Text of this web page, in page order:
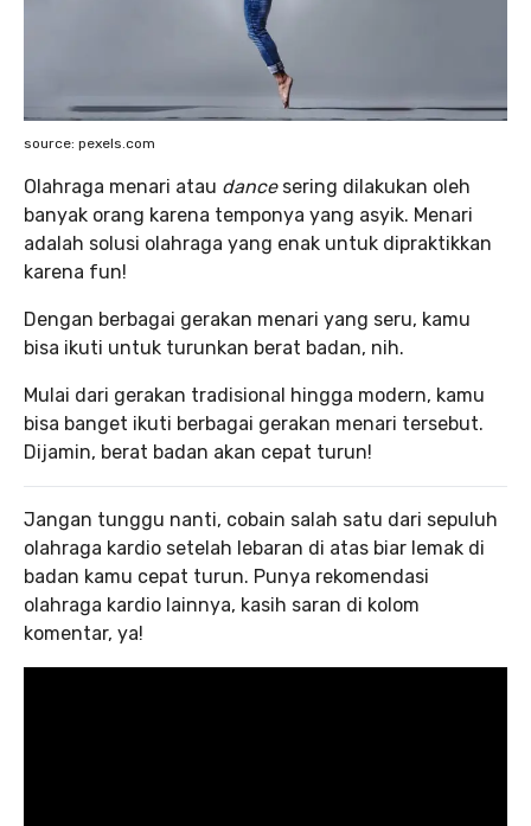
source: pexels.com
Olahraga menari atau dance sering dilakukan oleh
banyak orang karena temponya yang asyik. Menari
adalah solusi olahraga yang enak untuk dipraktikkan
karena fun!
Dengan berbagai gerakan menari yang seru, kamu
bisa ikuti untuk turunkan berat badan, nih.
Mulai dari gerakan tradisional hingga modern, kamu
bisa banget ikuti berbagai gerakan menari tersebut.
Dijamin, berat badan akan cepat turun!
Jangan tunggu nanti, cobain salah satu dari sepuluh
olahraga kardio setelah lebaran di atas biar lemak di
badan kamu cepat turun. Punya rekomendasi
olahraga kardio lainnya, kasih saran di kolom
komentar, ya!